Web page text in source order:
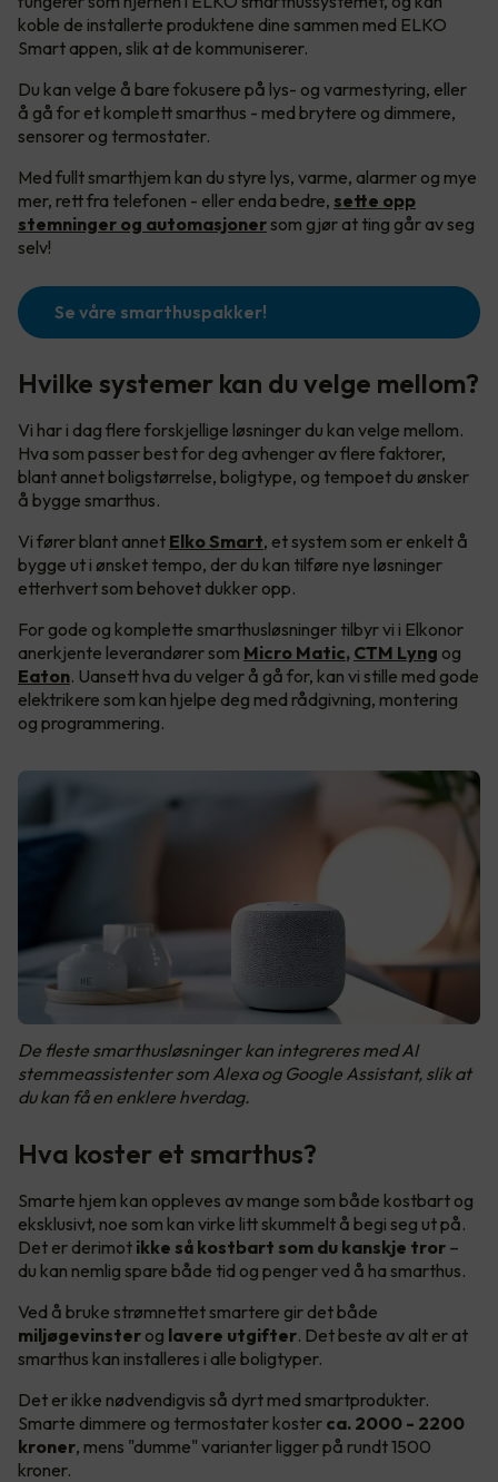
koble de installerte produktene dine sammen med ELKO
Smart appen, slik at de kommuniserer.
Du kan velge å bare fokusere på lys- og varmestyring, eller
å gå for et komplett smarthus - med brytere og dimmere,
sensorer og termostater.
Med fullt smarthjem kan du styre lys, varme, alarmer og mye
mer, rett fra telefonen - eller enda bedre, sette opp
stemninger og automasjonersom gjør at ting går av seg
selv!
Se våre smarthuspakker!
Hvilke systemer kan du velge mellom?
Vi har i dag flere forskjellige løsninger du kan velge mellom.
Hva som passer best for deg avhenger av flere faktorer,
blant annet boligstørrelse, boligtype, og tempoet du ønsker
å bygge smarthus.
Vi fører blant annet Elko Smart, et system som er enkelt å
bygge ut i ønsket tempo, der du kan tilføre nye løsninger
etterhvert som behovet dukker opp.
For gode og komplette smarthusløsninger tilbyr vi i Elkonor
anerkjente leverandører som Micro Matic, CTM Lyng og
Eaton. Uansett hva du velger å gå for, kan vi stille med gode
elektrikere som kan hjelpe deg med rådgivning, montering
og programmering.
De fleste smarthusløsninger kan integreres med AI
stemmeassistenter som Alexa og Google Assistant, slik at
du kan få en enklere hverdag.
Hva koster et smarthus?
Smarte hjem kan oppleves av mange som både kostbart og
eksklusivt, noe som kan virke litt skummelt å begi seg ut på.
Det er derimot ikke så kostbart som du kanskje tror –
du kan nemlig spare både tid og penger ved å ha smarthus.
Ved å bruke strømnettet smartere gir det både
miljøgevinster og lavere utgifter. Det beste av alt er at
smarthus kan installeres i alle boligtyper.
Det er ikke nødvendigvis så dyrt med smartprodukter.
Smarte dimmere og termostater koster ca. 2000 - 2200
kroner, mens "dumme" varianter ligger på rundt 1500
kroner.